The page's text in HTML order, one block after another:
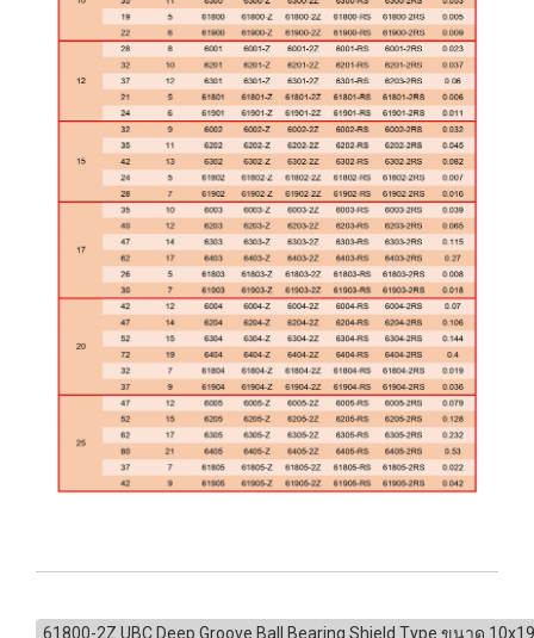
61800-2Z UBC Deep Groove Ball Bearing Shield Type ขนาด